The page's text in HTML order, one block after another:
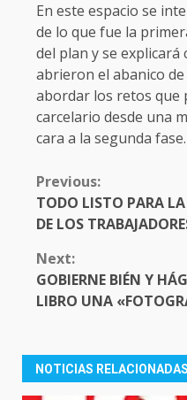
En este espacio se
de lo que fue la
del plan y se explicará
abrieron el abanico
abordar los retos que
carcelario desde una
cara a la segunda fase.
CONTINUE
READING
Previous:
TODO LISTO PARA
DE LOS
Next:
GOBIERNE BIÉN Y
LIBRO UNA
NOTICIAS RELACIONADAS